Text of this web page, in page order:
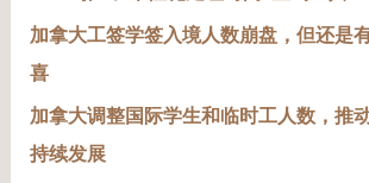
加拿大工签学签入境人数崩盘，但还是
喜
加拿大调整国际学生和临时工人数，推
持续发展